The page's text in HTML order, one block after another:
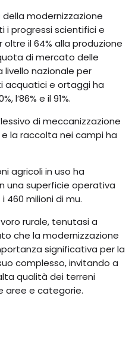
modernizzazione
i progressi scientifici e
il 64% alla produzione
di mercato delle
nazionale per
acquatici e ortaggi ha
l’86% e il 91%.
di meccanizzazione
la raccolta nei campi ha
agricoli in uso ha
una superficie operativa
460 milioni di mu.
rurale, tenutasi a
che la modernizzazione
significativa per la
complesso, invitando a
qualità dei terreni
aree e categorie.